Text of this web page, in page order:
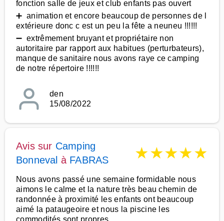
fonction salle de jeux et club enfants pas ouvert
➕ animation et encore beaucoup de personnes de l
extérieure donc c est un peu la fête a neuneu !!!!!!
➖ extrêmement bruyant et propriétaire non
autoritaire par rapport aux habitues (perturbateurs),
manque de sanitaire nous avons raye ce camping
de notre répertoire !!!!!!
den
15/08/2022
Avis sur Camping
Bonneval à FABRAS ★★★★★
Nous avons passé une semaine formidable nous
aimons le calme et la nature très beau chemin de
randonnée à proximité les enfants ont beaucoup
aimé la pataugeoire et nous la piscine les
commodités sont propres